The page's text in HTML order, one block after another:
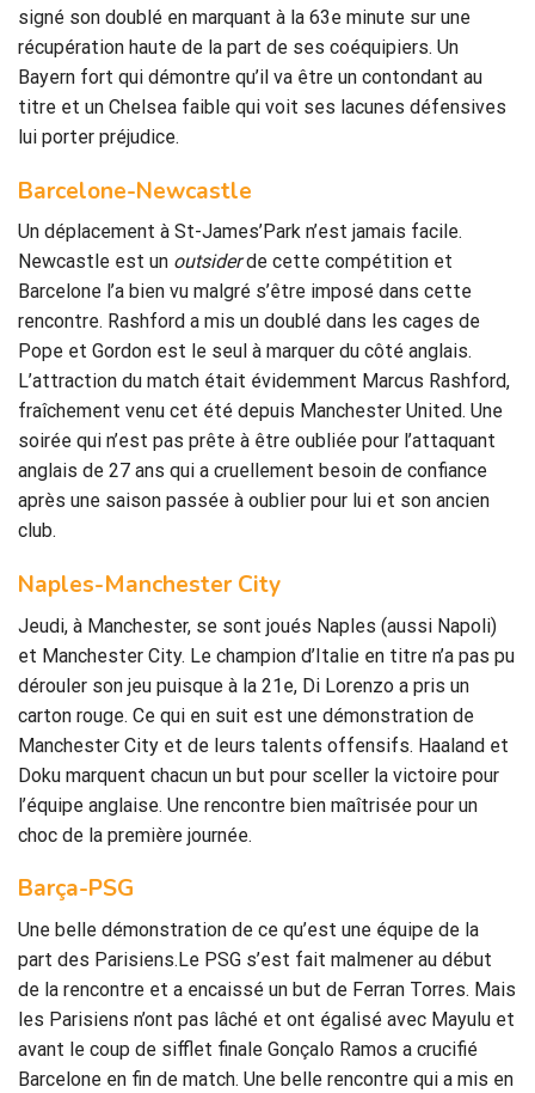
signé son doublé en marquant à la 63e minute sur une
récupération haute de la part de ses coéquipiers. Un
Bayern fort qui démontre qu’il va être un contondant au
titre et un Chelsea faible qui voit ses lacunes défensives
lui porter préjudice.
Barcelone-Newcastle
Un déplacement à St-James’Park n’est jamais facile.
Newcastle est un outsiderde cette compétition et
Barcelone l’a bien vu malgré s’être imposé dans cette
rencontre. Rashford a mis un doublé dans les cages de
Pope et Gordon est le seul à marquer du côté anglais.
L’attraction du match était évidemment Marcus Rashford,
fraîchement venu cet été depuis Manchester United. Une
soirée qui n’est pas prête à être oubliée pour l’attaquant
anglais de 27 ans qui a cruellement besoin de confiance
après une saison passée à oublier pour lui et son ancien
club.
Naples-Manchester City
Jeudi, à Manchester, se sont joués Naples (aussi Napoli)
et Manchester City. Le champion d’Italie en titre n’a pas pu
dérouler son jeu puisque à la 21e, Di Lorenzo a pris un
carton rouge. Ce qui en suit est une démonstration de
Manchester City et de leurs talents offensifs. Haaland et
Doku marquent chacun un but pour sceller la victoire pour
l’équipe anglaise. Une rencontre bien maîtrisée pour un
choc de la première journée.
Barça-PSG
Une belle démonstration de ce qu’est une équipe de la
part des Parisiens.Le PSG s’est fait malmener au début
de la rencontre et a encaissé un but de Ferran Torres. Mais
les Parisiens n’ont pas lâché et ont égalisé avec Mayulu et
avant le coup de sifflet finale Gonçalo Ramos a crucifié
Barcelone en fin de match. Une belle rencontre qui a mis en